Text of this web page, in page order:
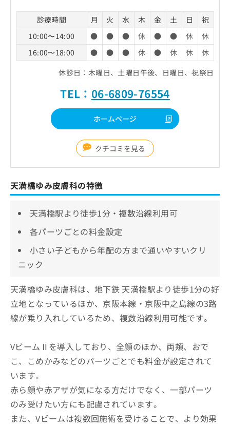
診療時間 月 火 水 木 金 土 日
祝
10:00〜14:00
● ● ● 休 ● ● 休
休
16:00〜18:00
● ● ● 休 ● 休 休
休
休診日：木曜日、土曜日午後、日曜日、祝祭日
TEL： 06-6809-76554
ホームページ
クチコミを見る
天満橋ゆみ皮膚科の特徴
天満橋駅より徒歩1分・複数沿線利用可
各パーツごとの料金設定
小さい子どもから年配の方まで通いやすいクリ
ニック
天満橋ゆみ皮膚科は、地下鉄 天満橋駅より徒歩1分の好
立地となっているほか、京阪本線・京阪中之島線の3路
線が乗り入れしているため、複数沿線利用可能です。
VビームⅡを導入しており、全顔のほか、両頬、おで
こ、こめかみなどのパーツごとでも料金が設定されて
います。
赤ら顔や赤アザが気になる方だけでなく、一部パーツ
のみ受けたい方にも配慮されています。
また、Vビームは複数回施術を受けることで、より効果